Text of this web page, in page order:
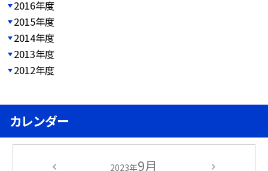
2016年度
2015年度
2014年度
2013年度
2012年度
カレンダー
2023年9月